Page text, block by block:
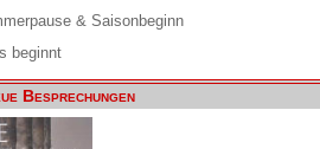
& Saisonbeginn
beginnt
Besprechungen